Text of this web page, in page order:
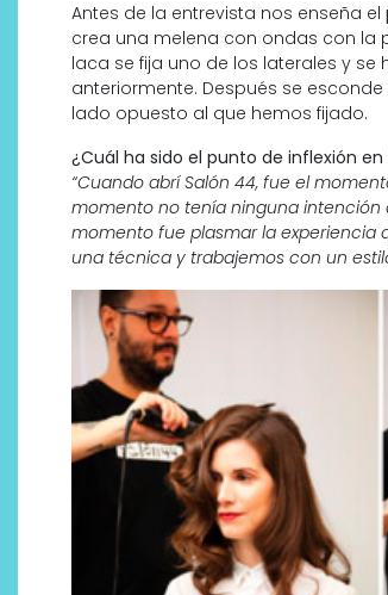
Antes de la entrevista nos enseña el
crea una melena con ondas con la
laca se fija uno de los laterales y
anteriormente. Después se
lado opuesto al que hemos fijado.
¿Cuál ha sido el punto de inflexión
“Cuando abrí Salón 44, fue el
momento no tenía ninguna intención
momento fue plasmar la experiencia
una técnica y trabajemos con un
¿Qué revelan las
de Alexia
sobre la nueva era
objeto-artista?